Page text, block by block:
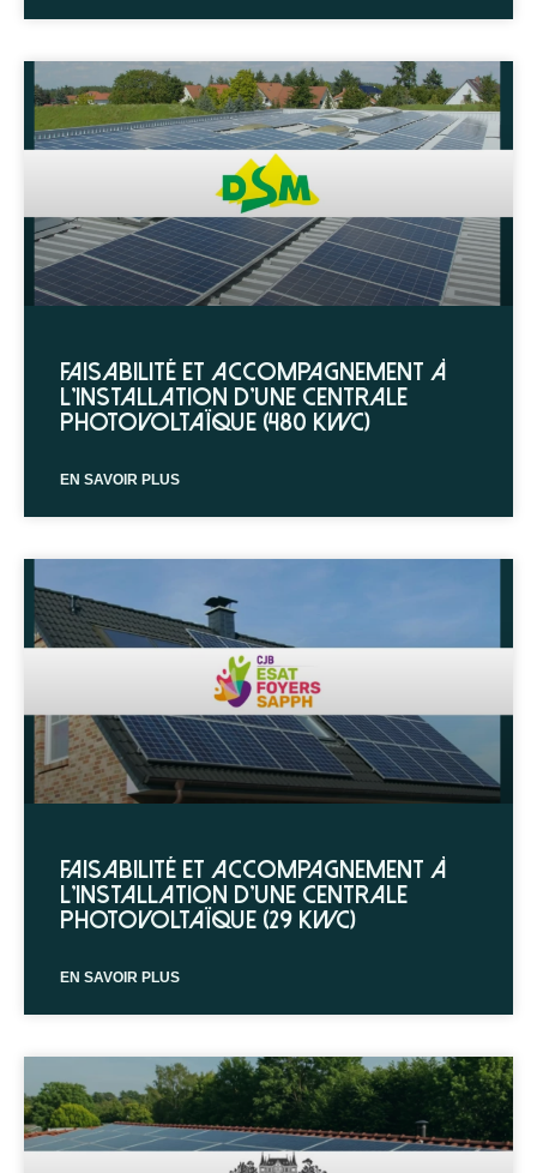
Faisabilité et accompagnement à
l’installation d’une centrale
photovoltaïque (480 kWc)
EN SAVOIR PLUS
Faisabilité et accompagnement à
l’installation d’une centrale
photovoltaïque (29 kWc)
EN SAVOIR PLUS